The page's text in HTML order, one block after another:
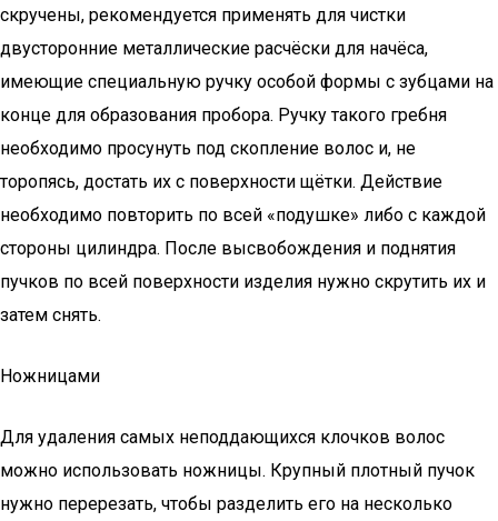
скручены, рекомендуется применять для чистки
двусторонние металлические расчёски для начёса,
имеющие специальную ручку особой формы с зубцами на
конце для образования пробора. Ручку такого гребня
необходимо просунуть под скопление волос и, не
торопясь, достать их с поверхности щётки. Действие
необходимо повторить по всей «подушке» либо с каждой
стороны цилиндра. После высвобождения и поднятия
пучков по всей поверхности изделия нужно скрутить их и
затем снять.
Ножницами
Для удаления самых неподдающихся клочков волос
можно использовать ножницы. Крупный плотный пучок
нужно перерезать, чтобы разделить его на несколько